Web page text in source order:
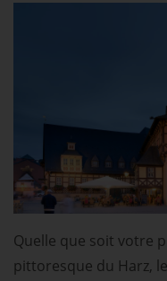
Quelle que soit votre
pittoresque du Harz, le